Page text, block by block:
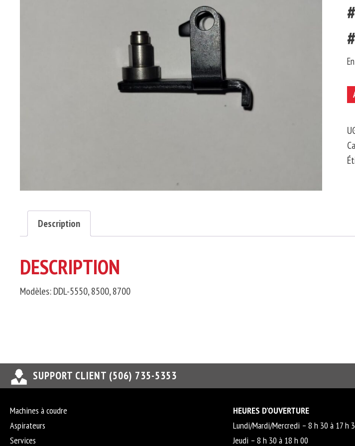
de
Description
DESCRIPTION
Modèles: DDL-5550, 8500, 8700
SUPPORT CLIENT (506) 735-5353
Machines à coudre
Aspirateurs
Services
HEURES D’OUVERTURE
Lundi/Mardi/Mercredi – 8 h 30 à 17 h
Jeudi – 8 h 30 à 18 h 00